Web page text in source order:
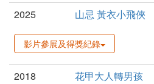
2025
山忌 黃衣小飛俠
影片參展及得獎紀錄
2018 花甲大人轉男孩